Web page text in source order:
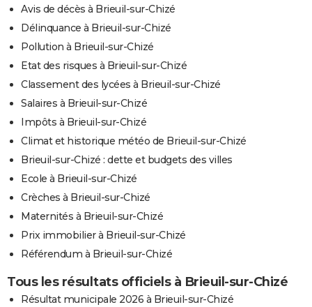
Avis de décès à Brieuil-sur-Chizé
Délinquance à Brieuil-sur-Chizé
Pollution à Brieuil-sur-Chizé
Etat des risques à Brieuil-sur-Chizé
Classement des lycées à Brieuil-sur-Chizé
Salaires à Brieuil-sur-Chizé
Impôts à Brieuil-sur-Chizé
Climat et historique météo de Brieuil-sur-Chizé
Brieuil-sur-Chizé : dette et budgets des villes
Ecole à Brieuil-sur-Chizé
Crèches à Brieuil-sur-Chizé
Maternités à Brieuil-sur-Chizé
Prix immobilier à Brieuil-sur-Chizé
Référendum à Brieuil-sur-Chizé
Tous les résultats officiels à Brieuil-sur-Chizé
Résultat municipale 2026 à Brieuil-sur-Chizé